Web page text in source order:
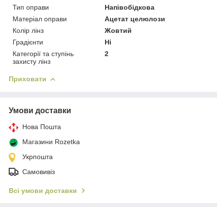
Тип оправи
Напівобідкова
Матеріал оправи
Ацетат целюлози
Колір лінз
Жовтий
Градієнти
Ні
Категорії та ступінь
захисту лінз
2
Приховати
Умови доставки
Нова Пошта
Магазини Rozetka
Укрпошта
Самовивіз
Всі умови доставки